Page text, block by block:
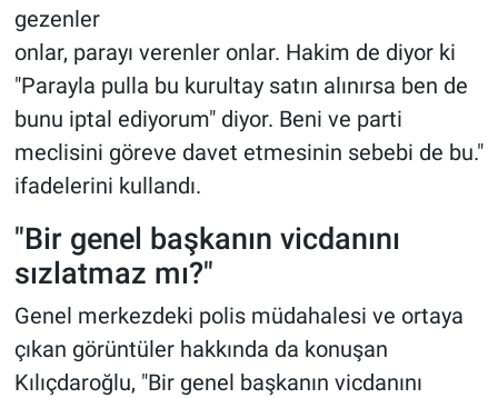
gezenler
onlar, parayı verenler onlar. Hakim de diyor ki
"Parayla pulla bu kurultay satın alınırsa ben de
bunu iptal ediyorum" diyor. Beni ve parti
meclisini göreve davet etmesinin sebebi de bu."
ifadelerini kullandı.
"Bir genel başkanın vicdanını
sızlatmaz mı?"
Genel merkezdeki polis müdahalesi ve ortaya
çıkan görüntüler hakkında da konuşan
Kılıçdaroğlu, "Bir genel başkanın vicdanını